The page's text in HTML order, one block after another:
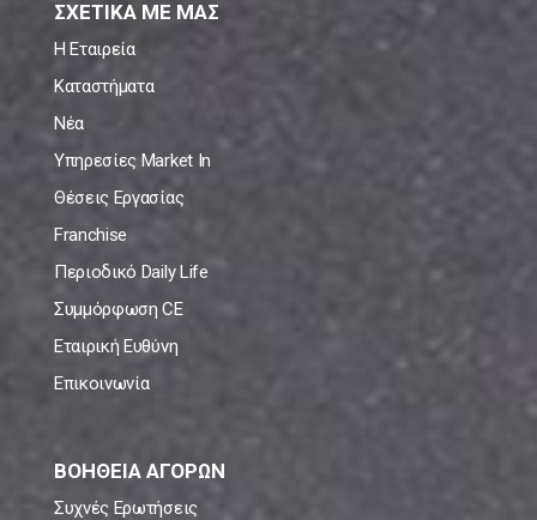
ΣΧΕΤΙΚΑ ΜΕ ΜΑΣ
Η Εταιρεία
Καταστήματα
Νέα
Υπηρεσίες Market In
Θέσεις Εργασίας
Franchise
Περιοδικό Daily Life
Συμμόρφωση CE
Εταιρική Ευθύνη
Επικοινωνία
ΒΟΗΘΕΙΑ ΑΓΟΡΩΝ
Συχνές Ερωτήσεις